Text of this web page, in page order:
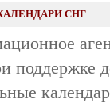
СНГ
поддержке